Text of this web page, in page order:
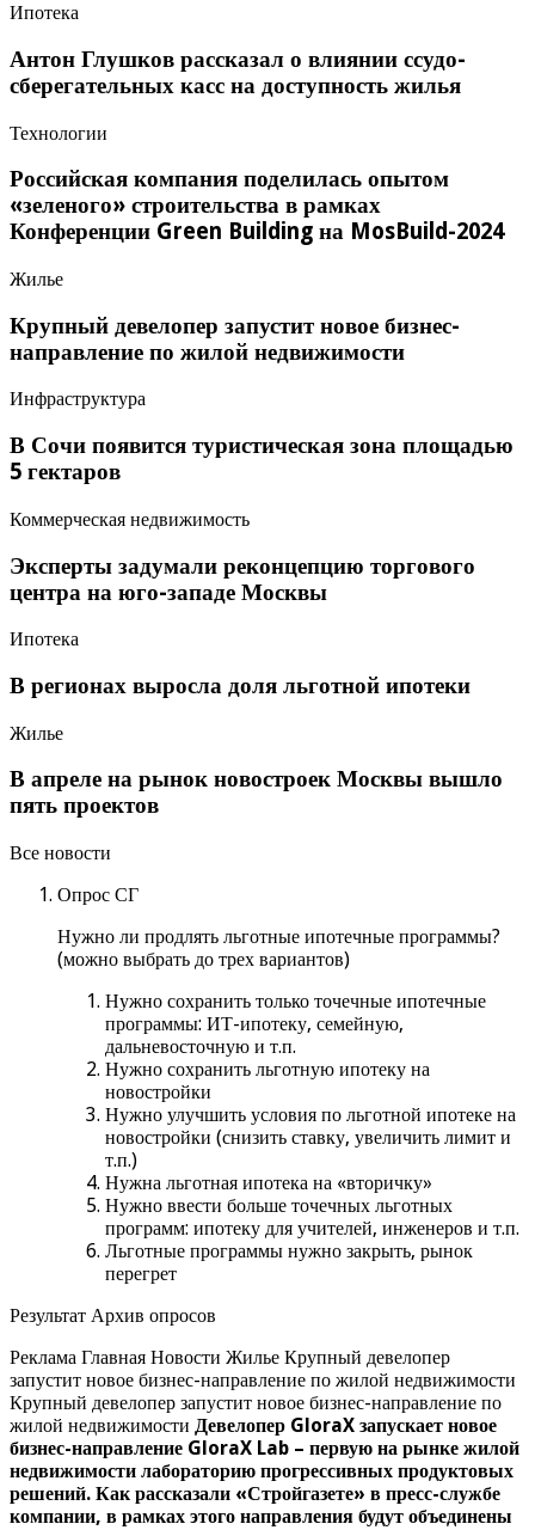
Ипотека
Антон Глушков рассказал о влиянии ссудо-
сберегательных касс на доступность жилья
Технологии
Российская компания поделилась опытом
«зеленого» строительства в рамках
Конференции Green Building на MosBuild-2024
Жилье
Крупный девелопер запустит новое бизнес-
направление по жилой недвижимости
Инфраструктура
В Сочи появится туристическая зона площадью
5 гектаров
Коммерческая недвижимость
Эксперты задумали реконцепцию торгового
центра на юго-западе Москвы
Ипотека
В регионах выросла доля льготной ипотеки
Жилье
В апреле на рынок новостроек Москвы вышло
пять проектов
Все новости
Опрос СГ
Нужно ли продлять льготные ипотечные программы?
(можно выбрать до трех вариантов)
Нужно сохранить только точечные ипотечные
программы: ИТ-ипотеку, семейную,
дальневосточную и т.п.
Нужно сохранить льготную ипотеку на
новостройки
Нужно улучшить условия по льготной ипотеке на
новостройки (снизить ставку, увеличить лимит и
т.п.)
Нужна льготная ипотека на «вторичку»
Нужно ввести больше точечных льготных
программ: ипотеку для учителей, инженеров и т.п.
Льготные программы нужно закрыть, рынок
перегрет
Результат Архив опросов
Реклама Главная Новости Жилье Крупный девелопер
запустит новое бизнес-направление по жилой недвижимости
Крупный девелопер запустит новое бизнес-направление по
жилой недвижимости Девелопер GloraX запускает новое
бизнес-направление GloraX Lab – первую на рынке жилой
недвижимости лабораторию прогрессивных продуктовых
решений. Как рассказали «Стройгазете» в пресс-службе
компании, в рамках этого направления будут объединены